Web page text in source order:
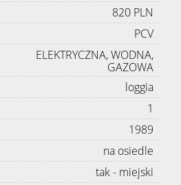
820 PLN
PCV
ELEKTRYCZNA, WODNA,
GAZOWA
loggia
1
1989
na osiedle
tak - miejski